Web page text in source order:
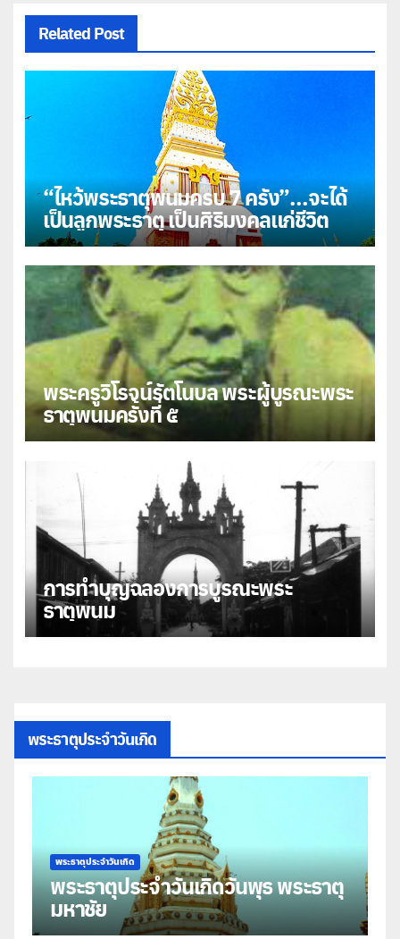
Related Post
“ไหว้พระธาตุพนมครบ 7 ครั้ง”…จะได้
เป็นลูกพระธาตุ เป็นศิริมงคลแก่ชีวิต
พระครูวิโรจน์รัตโนบล พระผู้บูรณะพระ
ธาตุพนมครั้งที่ ๕
การทำบุญฉลองการบูรณะพระ
ธาตุพนม
พระธาตุประจำวันเกิด
พระธาตุประจำวันเกิด
พระธาตุประจำวันเกิดวันพุธ พระธาตุ
มหาชัย